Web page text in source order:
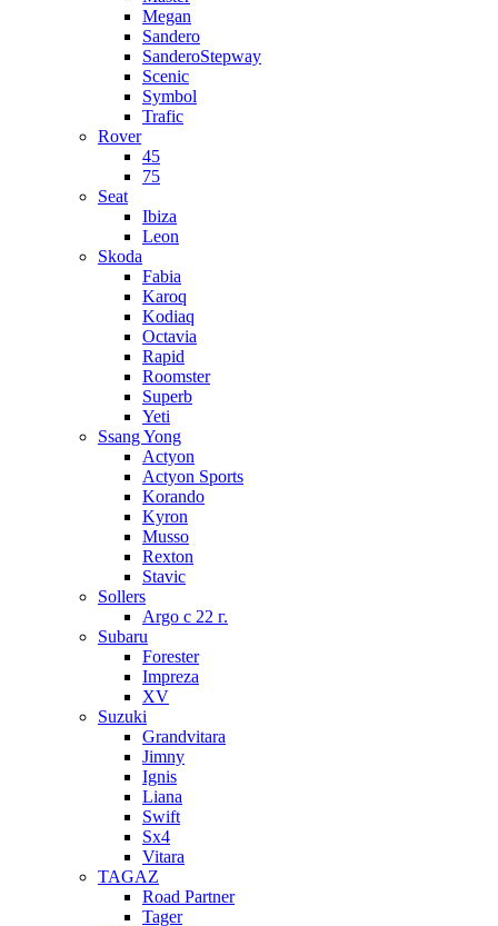
Megan
Sandero
SanderoStepway
Scenic
Symbol
Trafic
Rover
45
75
Seat
Ibiza
Leon
Skoda
Fabia
Karoq
Kodiaq
Octavia
Rapid
Roomster
Superb
Yeti
Ssang Yong
Actyon
Actyon Sports
Korando
Kyron
Musso
Rexton
Stavic
Sollers
Argo с 22 г.
Subaru
Forester
Impreza
XV
Suzuki
Grandvitara
Jimny
Ignis
Liana
Swift
Sx4
Vitara
TAGAZ
Road Partner
Tager